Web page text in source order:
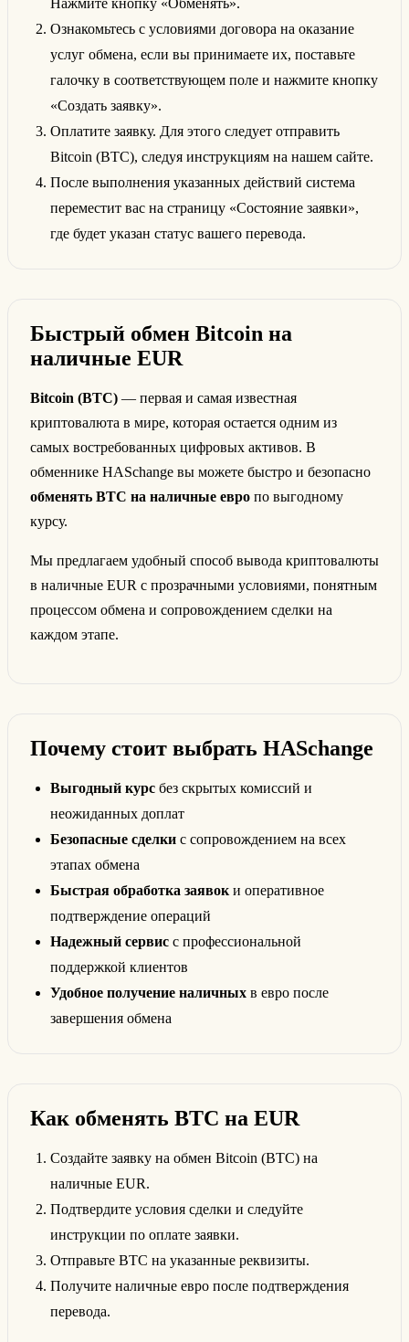
Ознакомьтесь с условиями договора на оказание
услуг обмена, если вы принимаете их, поставьте
галочку в соответствующем поле и нажмите кнопку
«Создать заявку».
Оплатите заявку. Для этого следует отправить
Bitcoin (BTC), следуя инструкциям на нашем сайте.
После выполнения указанных действий система
переместит вас на страницу «Состояние заявки»,
где будет указан статус вашего перевода.
Быстрый обмен Bitcoin на
наличные EUR
Bitcoin (BTC) — первая и самая известная
криптовалюта в мире, которая остается одним из
самых востребованных цифровых активов. В
обменнике HASchange вы можете быстро и безопасно
обменять BTC на наличные евро по выгодному
курсу.
Мы предлагаем удобный способ вывода криптовалюты
в наличные EUR с прозрачными условиями, понятным
процессом обмена и сопровождением сделки на
каждом этапе.
Почему стоит выбрать HASchange
Выгодный курс без скрытых комиссий и
неожиданных доплат
Безопасные сделки с сопровождением на всех
этапах обмена
Быстрая обработка заявок и оперативное
подтверждение операций
Надежный сервис с профессиональной
поддержкой клиентов
Удобное получение наличных в евро после
завершения обмена
Как обменять BTC на EUR
Создайте заявку на обмен Bitcoin (BTC) на
наличные EUR.
Подтвердите условия сделки и следуйте
инструкции по оплате заявки.
Отправьте BTC на указанные реквизиты.
Получите наличные евро после подтверждения
перевода.